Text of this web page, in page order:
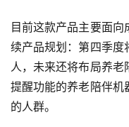
目前这款产品主要面
续产品规划：第四季度
人，未来还将布局养
提醒功能的养老陪伴机
的人群。